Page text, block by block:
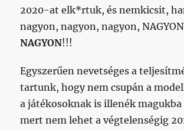
2020-at elk*rtuk, és nemkicsit,
nagyon, nagyon, nagyon,
NAGYON!!!
Egyszerűen nevetséges a
tartunk, hogy nem csupán a
a játékosoknak is illenék
mert nem lehet a végtelenségig